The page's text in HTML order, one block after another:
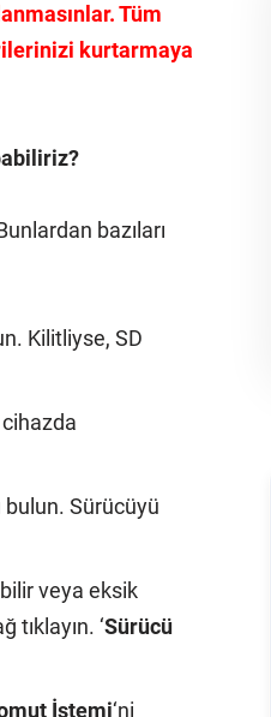
Tüm
kurtarmaya
bazıları
Kilitliyse, SD
bulun. Sürücüyü
veya eksik
tıklayın. ‘Sürücü
İstemi‘ni